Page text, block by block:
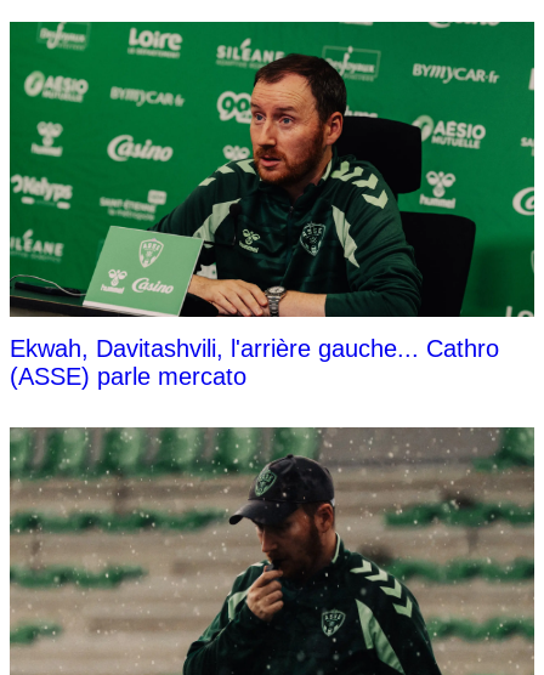
Ekwah, Davitashvili, l'arrière gauche... Cathro
(ASSE) parle mercato